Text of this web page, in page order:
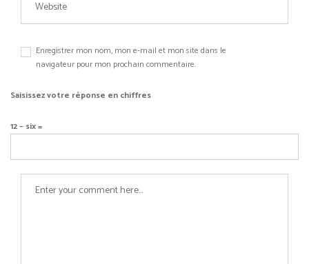
Enregistrer mon nom, mon e-mail et mon site dans le
navigateur pour mon prochain commentaire.
Saisissez votre réponse en chiffres
12 − six =